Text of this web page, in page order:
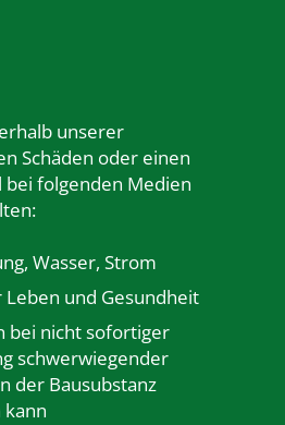
unserer
Schäden oder einen
bei folgenden Medien
Wasser, Strom
Leben und Gesundheit
bei nicht sofortiger
schwerwiegender
der Bausubstanz